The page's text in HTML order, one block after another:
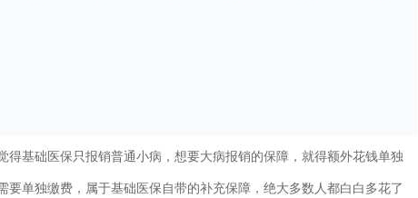
基础医保只报销普通小病，想要大病报销的保障，就得额外花钱单独
单独缴费，属于基础医保自带的补充保障，绝大多数人都白白多花了